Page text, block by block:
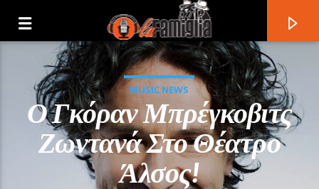
MUSIC NEWS
Ο Γκόραν Μπρέγκοβιτς
Ζωντανά Στο Θέατρο
Άλσος!